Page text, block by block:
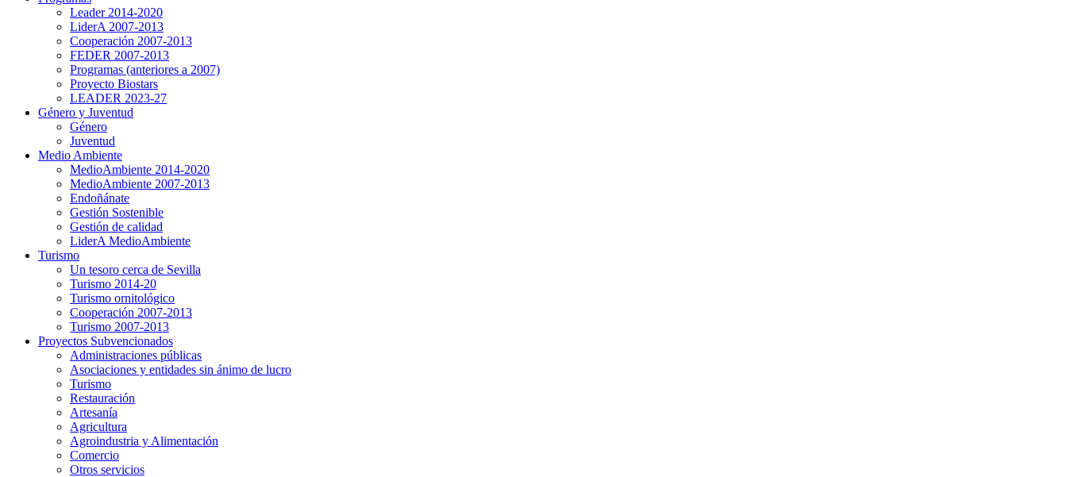
Leader 2014-2020
LiderA 2007-2013
Cooperación 2007-2013
FEDER 2007-2013
Programas (anteriores a 2007)
Proyecto Biostars
LEADER 2023-27
Género y Juventud
Género
Juventud
Medio Ambiente
MedioAmbiente 2014-2020
MedioAmbiente 2007-2013
Endoñánate
Gestión Sostenible
Gestión de calidad
LiderA MedioAmbiente
Turismo
Un tesoro cerca de Sevilla
Turismo 2014-20
Turismo ornitológico
Cooperación 2007-2013
Turismo 2007-2013
Proyectos Subvencionados
Administraciones públicas
Asociaciones y entidades sin ánimo de lucro
Turismo
Restauración
Artesanía
Agricultura
Agroindustria y Alimentación
Comercio
Otros servicios